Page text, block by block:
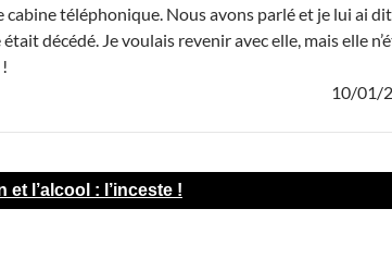
cabine téléphonique. Nous avons parlé et je lui ai dit
décédé. Je voulais revenir avec elle, mais elle
10/01/
et l’alcool : l’inceste !